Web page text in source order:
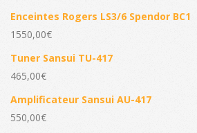
Enceintes Rogers LS3/6 Spendor BC1
1550,00€
Tuner Sansui TU-417
465,00€
Amplificateur Sansui AU-417
550,00€